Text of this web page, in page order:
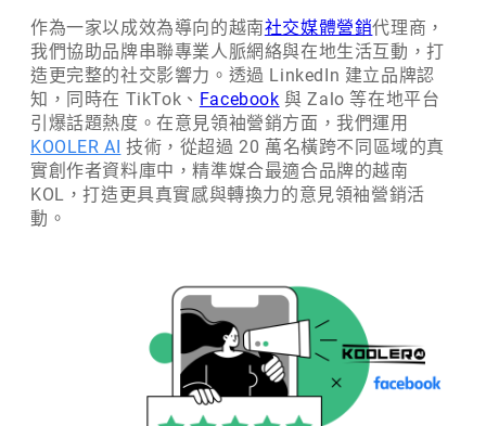
作為一家以成效為導向的越南社交媒體營銷代理商，
我們協助品牌串聯專業人脈網絡與在地生活互動，打
造更完整的社交影響力。透過 LinkedIn 建立品牌認
知，同時在 TikTok、 Facebook 與 Zalo 等在地平台
引爆話題熱度。在意見領袖營銷方面，我們運用
KOOLER AI 技術，從超過 20 萬名橫跨不同區域的真
實創作者資料庫中，精準媒合最適合品牌的越南
KOL，打造更具真實感與轉換力的意見領袖營銷活
動。